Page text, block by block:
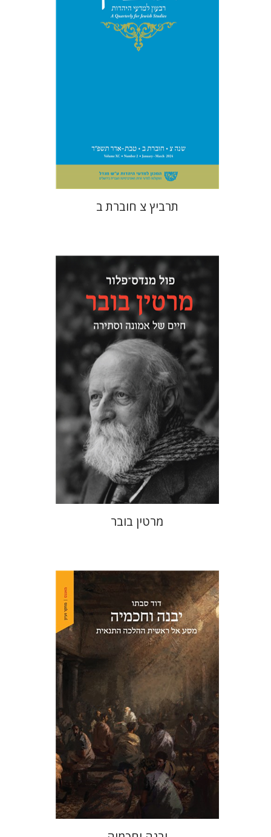
$29
$26
תרביץ צ חוברת ב
פול מנדס-פלור
מתן אורם
הנחת אתר ספר מודפס
$35
$32
מרטין בובר
דוד סבתו
הנחת אתר ספר מודפס
$46
$41